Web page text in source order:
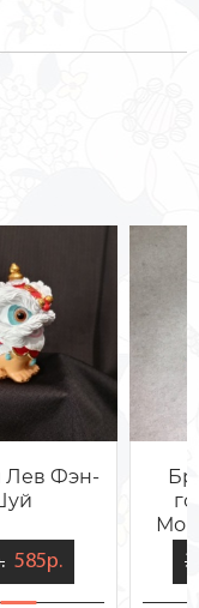
Лев Фэн-
585р.